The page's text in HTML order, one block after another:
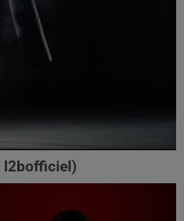
‪l2bofficiel‬)